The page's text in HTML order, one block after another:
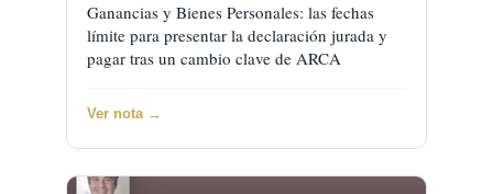
Ganancias y Bienes Personales: las fechas
límite para presentar la declaración jurada y
pagar tras un cambio clave de ARCA
Ver nota →